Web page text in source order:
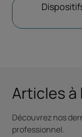
Articles à
Découvrez nos
professionnel.